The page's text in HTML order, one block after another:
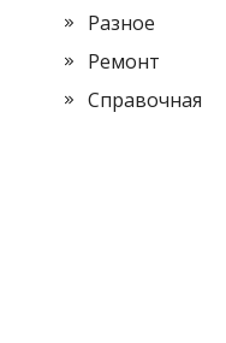
Разное
Ремонт
Справочная